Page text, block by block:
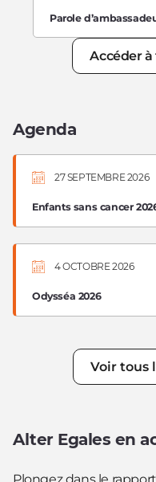
Parole
Accéder
Agenda
Enfants sans cancer
27 SEPTEMBRE 2026
Odysséa 2026
4 OCTOBRE 2026
Voir tous
Alter Egales en